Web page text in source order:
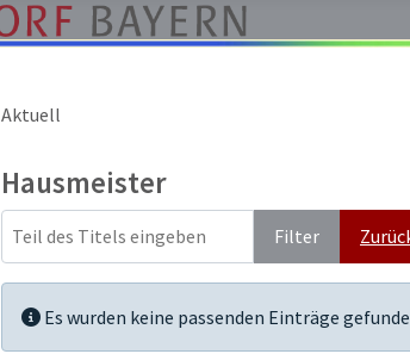
Aktuell
Hausmeister
Filter
Information
Es wurden keine passenden Einträge